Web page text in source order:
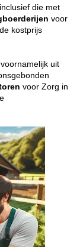
inclusief die met
voor
kostprijs
uit
voor Zorg in